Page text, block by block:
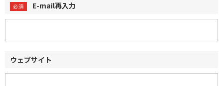
E-mail再入力
ウェブサイト